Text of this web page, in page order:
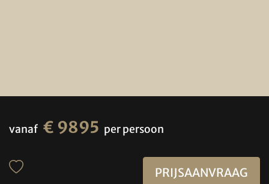
vanaf € 9895 per persoon
PRIJSAANVRAAG